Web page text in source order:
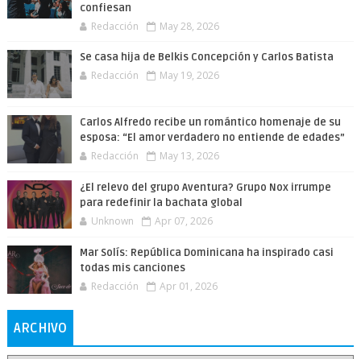
confiesan
Redacción May 28, 2026
Se casa hija de Belkis Concepción y Carlos Batista
Redacción May 19, 2026
Carlos Alfredo recibe un romántico homenaje de su
esposa: “El amor verdadero no entiende de edades”
Redacción May 13, 2026
¿El relevo del grupo Aventura? Grupo Nox irrumpe
para redefinir la bachata global
Unknown Apr 07, 2026
Mar Solís: República Dominicana ha inspirado casi
todas mis canciones
Redacción Apr 01, 2026
ARCHIVO